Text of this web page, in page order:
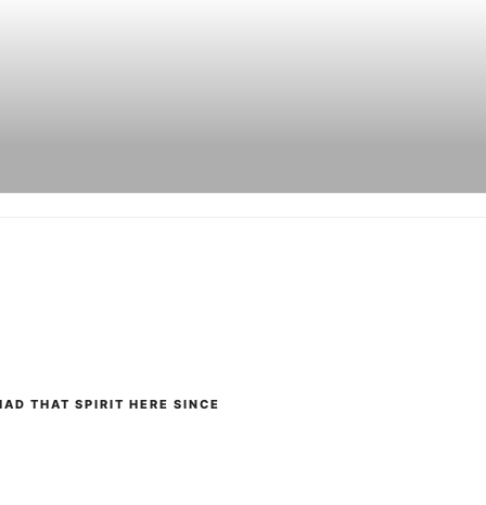
THAT SPIRIT HERE SINCE